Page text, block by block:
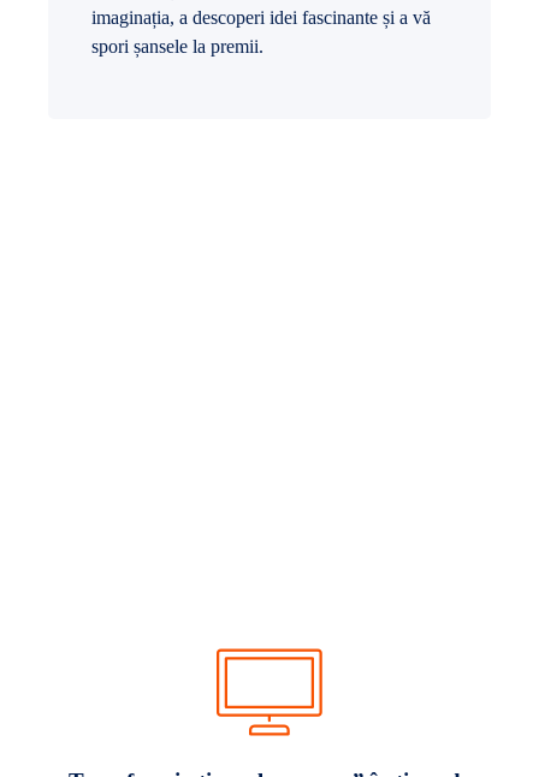
imaginația, a descoperi idei fascinante și a vă
spori șansele la premii.